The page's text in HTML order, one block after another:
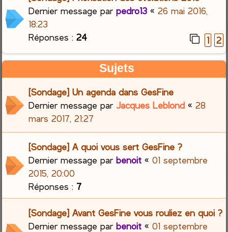
r
Dernier message parpedro13 «26 mai 2016,
18:23
Réponses :24 1 2
Sujets
[Sondage] Un agenda dans GesFine
Dernier message parJacques Leblond «28
mars 2017, 21:27
[Sondage] A quoi vous sert GesFine ?
Dernier message parbenoit «01 septembre
2015, 20:00
Réponses : 7
[Sondage] Avant GesFine vous rouliez en quoi ?
Dernier message parbenoit «01 septembre